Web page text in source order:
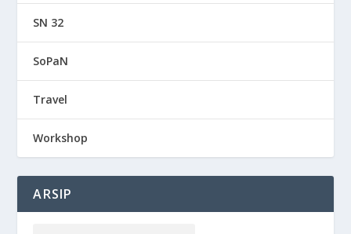
SN 32
SoPaN
Travel
Workshop
ARSIP